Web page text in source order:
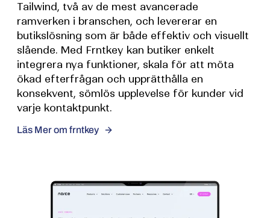
Tailwind, två av de mest avancerade
ramverken i branschen, och levererar en
butikslösning som är både effektiv och visuellt
slående. Med Frntkey kan butiker enkelt
integrera nya funktioner, skala för att möta
ökad efterfrågan och upprätthålla en
konsekvent, sömlös upplevelse för kunder vid
varje kontaktpunkt.
Läs Mer om frntkey